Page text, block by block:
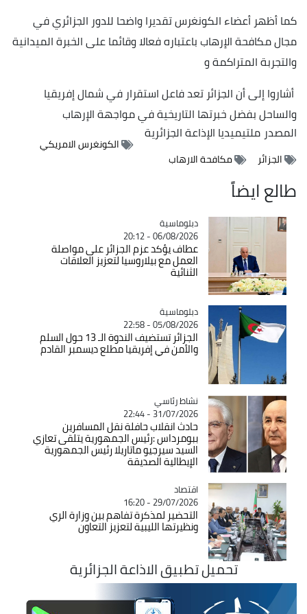
كما أظهر أعضاء الكونغرس تقديرا واضحا للدور الجزائري في
مجال مكافحة الإرهاب باعتباره فعالا وقائما على الخبرة الميدانية
والتجربة المتراكمة و
أشاروا إلى أن الجزائر تعد فاعل استقرار في شمال إفريقيا
والساحل بفضل خبرتها التاريخية في مواجهة الإرهاب
المصدرملتيميديا الإذاعة الجزائرية
الكونغرس الامريكي
الجزائر
مكافحة الارهاب
طالع ايضاً
Catégorie
دبلوماسية
06/08/2026 - 20:12
عطاف يؤكد عزم الجزائر على مواصلة
العمل مع بيلاروسيا لتعزيز العلاقات
الثنائية
Catégorie
دبلوماسية
05/08/2026 - 22:58
الجزائر تستضيف الندوة الـ 13 حول السلم
والأمن في إفريقيا مطلع ديسمبر القادم
Catégorie
نشاط رئاسي
31/07/2026 - 22:44
حادث انقلاب حافلة نقل المسافرين
ببومرداس :رئيس الجمهورية يتلقى تعازي
السيد سيرجيو ماتاريلا رئيس الجمهورية
الإيطالية الصديقة
Catégorie
اقتصاد
29/07/2026 - 16:20
التحضير لمذكرة تفاهم بين وزارة الري
ونظيرتها الليبية لتعزيز التعاون
تحميل تطبيق الاذاعة الجزائرية